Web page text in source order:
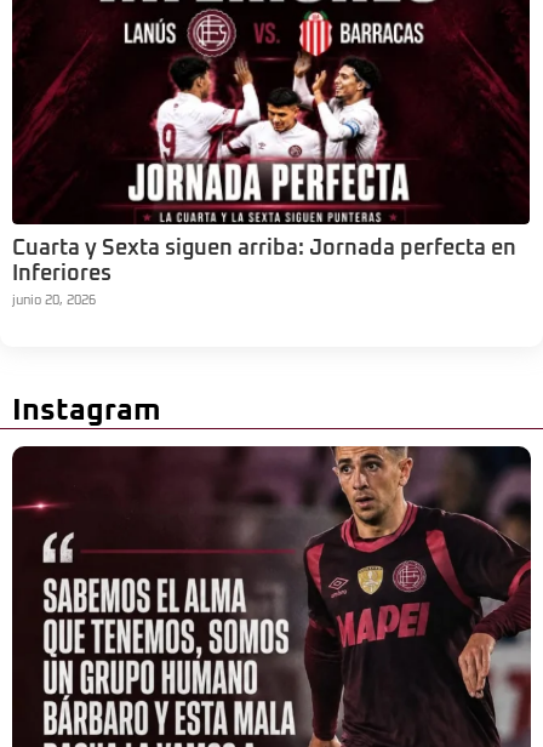
Cuarta y Sexta siguen arriba: Jornada perfecta en
Inferiores
junio 20, 2026
Instagram